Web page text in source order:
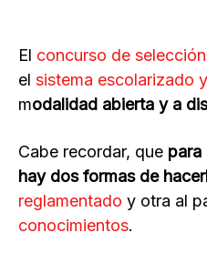
El concurso de
el sistema escolarizado
modalidad abierta y a
Cabe recordar, que para
hay dos formas de
reglamentado y otra al
conocimientos.